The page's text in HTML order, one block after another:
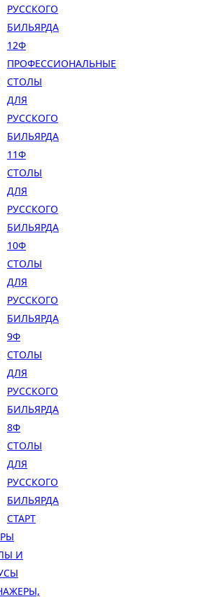
РУССКОГО
БИЛЬЯРДА
12Ф
ПРОФЕССИОНАЛЬНЫЕ
СТОЛЫ
ДЛЯ
РУССКОГО
БИЛЬЯРДА
11Ф
СТОЛЫ
ДЛЯ
РУССКОГО
БИЛЬЯРДА
10Ф
СТОЛЫ
ДЛЯ
РУССКОГО
БИЛЬЯРДА
9Ф
СТОЛЫ
ДЛЯ
РУССКОГО
БИЛЬЯРДА
8Ф
СТОЛЫ
ДЛЯ
РУССКОГО
БИЛЬЯРДА
СТАРТ
И